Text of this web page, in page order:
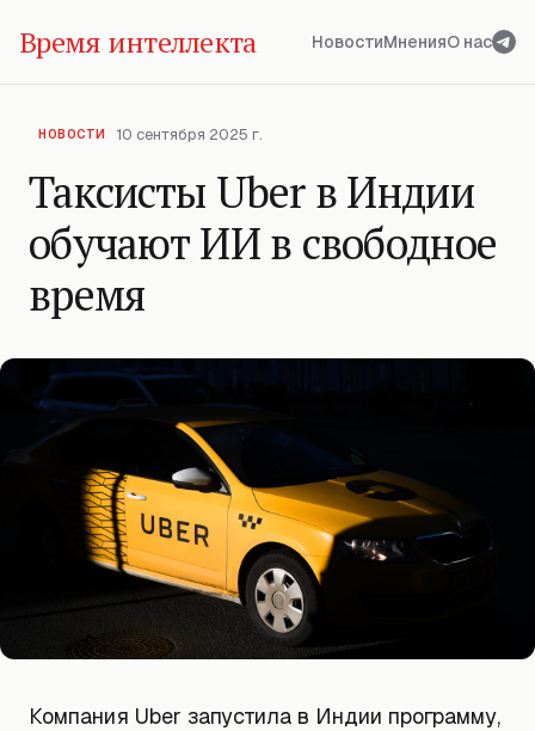
Время интеллекта НовостиМненияО нас
НОВОСТИ 10 сентября 2025 г.
Таксисты Uber в Индии
обучают ИИ в свободное
время
Компания Uber запустила в Индии программу,